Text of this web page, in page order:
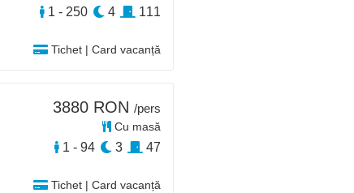
Tichet | Card vacanță
1 - 250 4 111
Tichet | Card vacanță
3880 RON /pers
Cu masă
1 - 94 3 47